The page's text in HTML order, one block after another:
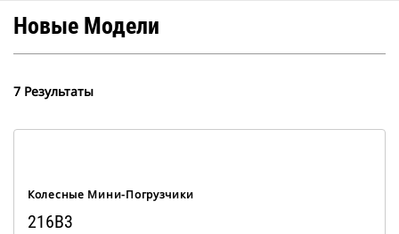
Новые Модели
7 Результаты
Колесные Мини-Погрузчики
216B3